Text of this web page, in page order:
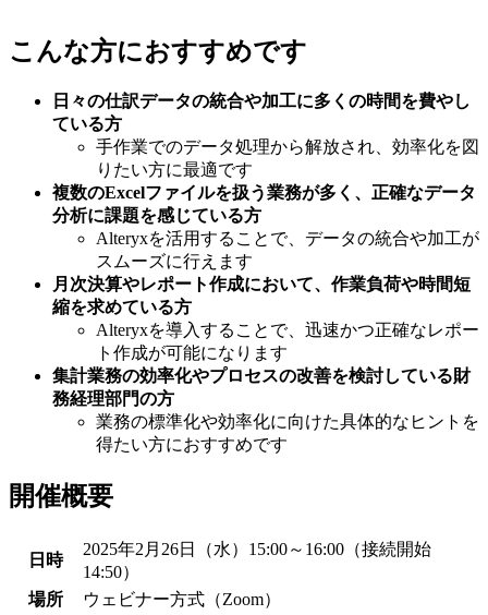
こんな方におすすめです
日々の仕訳データの統合や加工に多くの時間を費やし
ている方
手作業でのデータ処理から解放され、効率化を図
りたい方に最適です
複数のExcelファイルを扱う業務が多く、正確なデータ
分析に課題を感じている方
Alteryxを活用することで、データの統合や加工が
スムーズに行えます
月次決算やレポート作成において、作業負荷や時間短
縮を求めている方
Alteryxを導入することで、迅速かつ正確なレポー
ト作成が可能になります
集計業務の効率化やプロセスの改善を検討している財
務経理部門の方
業務の標準化や効率化に向けた具体的なヒントを
得たい方におすすめです
開催概要
日時
2025年2月26日（水）15:00～16:00（接続開始
14:50）
場所
ウェビナー方式（Zoom）